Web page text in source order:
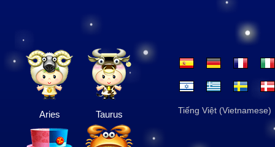
Aries Taurus Tiếng Việt (Vietnamese)